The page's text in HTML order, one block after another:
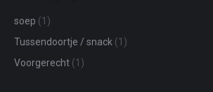
soep (1)
Tussendoortje / snack (1)
Voorgerecht (1)